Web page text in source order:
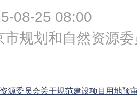
08-25 08:00
市规划和自然资源
源委员会关于规范建设项目用地预